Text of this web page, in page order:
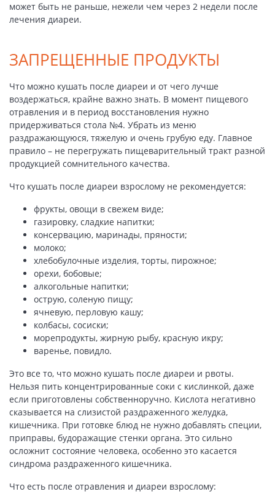
может быть не раньше, нежели чем через 2 недели после
лечения диареи.
ЗАПРЕЩЕННЫЕ ПРОДУКТЫ
Что можно кушать после диареи и от чего лучше
воздержаться, крайне важно знать. В момент пищевого
отравления и в период восстановления нужно
придерживаться стола №4. Убрать из меню
раздражающуюся, тяжелую и очень грубую еду. Главное
правило – не перегружать пищеварительный тракт разной
продукцией сомнительного качества.
Что кушать после диареи взрослому не рекомендуется:
фрукты, овощи в свежем виде;
газировку, сладкие напитки;
консервацию, маринады, пряности;
молоко;
хлебобулочные изделия, торты, пирожное;
орехи, бобовые;
алкогольные напитки;
острую, соленую пищу;
ячневую, перловую кашу;
колбасы, сосиски;
морепродукты, жирную рыбу, красную икру;
варенье, повидло.
Это все то, что можно кушать после диареи и рвоты.
Нельзя пить концентрированные соки с кислинкой, даже
если приготовлены собственноручно. Кислота негативно
сказывается на слизистой раздраженного желудка,
кишечника. При готовке блюд не нужно добавлять специи,
приправы, будоражащие стенки органа. Это сильно
осложнит состояние человека, особенно это касается
синдрома раздраженного кишечника.
Что есть после отравления и диареи взрослому: